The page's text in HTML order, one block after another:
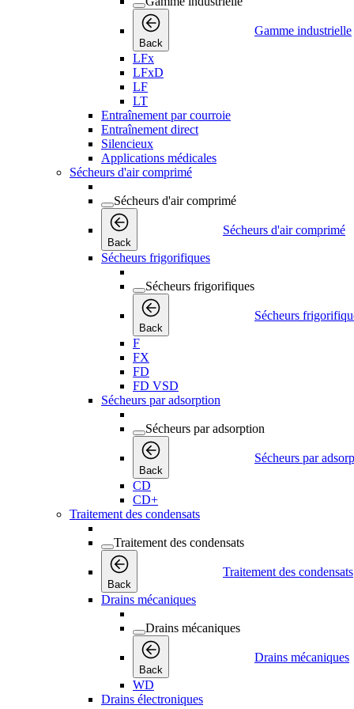
Back
Gamme industrielle
LFx
LFxD
LF
LT
Entraînement par courroie
Entraînement direct
Silencieux
Applications médicales
Sécheurs d'air comprimé
Sécheurs d'air comprimé
Back
Sécheurs d'air comprimé
Sécheurs frigorifiques
Sécheurs frigorifiques
Back
Sécheurs
F
FX
FD
FD VSD
Sécheurs par adsorption
Sécheurs par adsorption
Back
Sécheurs par
CD
CD+
Traitement des condensats
Traitement des condensats
Back
Traitement des condensats
Drains mécaniques
Drains mécaniques
Back
Drains mécaniques
WD
Drains électroniques